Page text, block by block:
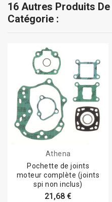
16 Autres Produits De
Catégorie :
Athena
Pochette de joints
moteur complète (joints
spi non inclus)
21,68 €